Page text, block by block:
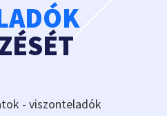
- viszonteladók